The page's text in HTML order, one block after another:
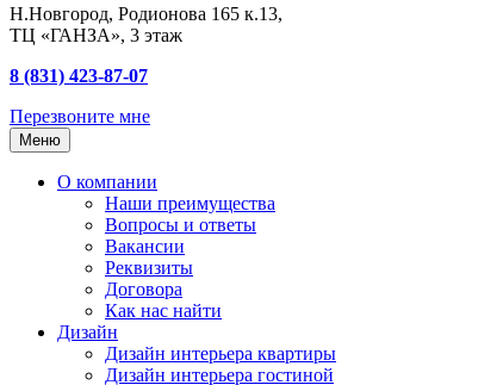
Н.Новгород, Родионова 165 к.13,
ТЦ «ГАНЗА», 3 этаж
8 (831) 423-87-07
Перезвоните мне
Меню
О компании
Наши преимущества
Вопросы и ответы
Вакансии
Реквизиты
Договора
Как нас найти
Дизайн
Дизайн интерьера квартиры
Дизайн интерьера гостиной